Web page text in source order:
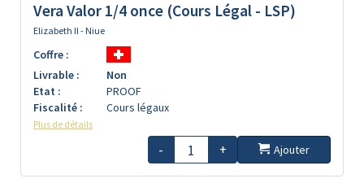
Vera Valor 1/4 once (Cours Légal - LSP)
Elizabeth II - Niue
Coffre :
Livrable :
Non
Etat :
PROOF
Fiscalité :
Cours légaux
Plus de détails
- + Ajouter